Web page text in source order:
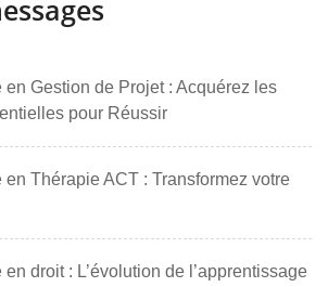
en Gestion de Projet : Acquérez les
pour Réussir
en Thérapie ACT : Transformez votre
droit : L’évolution de l’apprentissage